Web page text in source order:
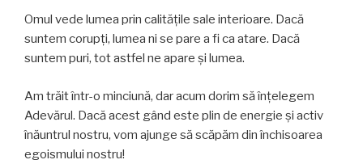
Omul vede lumea prin calitățile sale interioare. Dacă
suntem corupți, lumea ni se pare a fi ca atare. Dacă
suntem puri, tot astfel ne apare şi lumea.
Am trăit într-o minciună, dar acum dorim să înțelegem
Adevărul. Dacă acest gând este plin de energie și activ
înăuntrul nostru, vom ajunge să scăpăm din închisoarea
egoismului nostru!